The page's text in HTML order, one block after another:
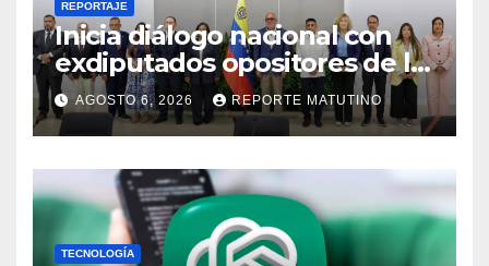
REPORTAJE
Inicia diálogo nacional con
exdiputados opositores de la
AN de 2015
AGOSTO 6, 2026 REPORTE MATUTINO
TECNOLOGÍA